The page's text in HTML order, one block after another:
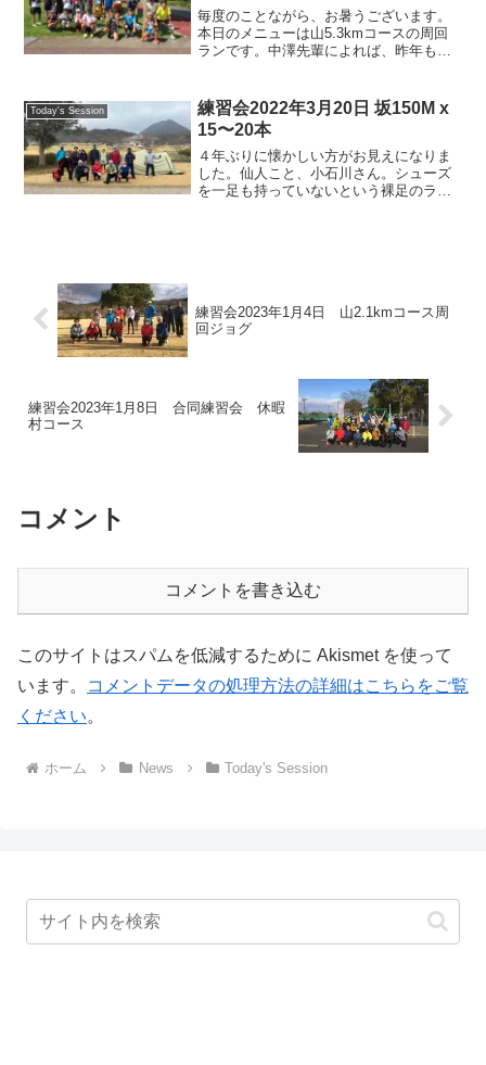
毎度のことながら、お暑うございます。
本日のメニューは山5.3kmコースの周回
ランです。中澤先輩によれば、昨年もこ
るとの事でした。上手いデータの活用方
法ですね。一方、ダ...
Today's Session
練習会2022年3月20日 坂150M x
15〜20本
４年ぶりに懐かしい方がお見えになりま
した。仙人こと、小石川さん。シューズ
を一足も持っていないという裸足のラン
練習会2023年1月4日 山2.1kmコース周
回ジョグ
練習会2023年1月8日 合同練習会 休暇
村コース
コメント
コメントを書き込む
このサイトはスパムを低減するために Akismet を使って
います。
コメントデータの処理方法の詳細はこちらをご覧
ください。
ホーム News Today's Session